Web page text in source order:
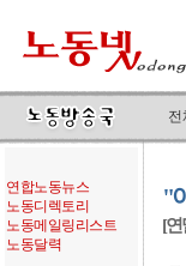
전
연합노동뉴스
노동디렉토리
노동메일링리스트
노동달력
"
[연